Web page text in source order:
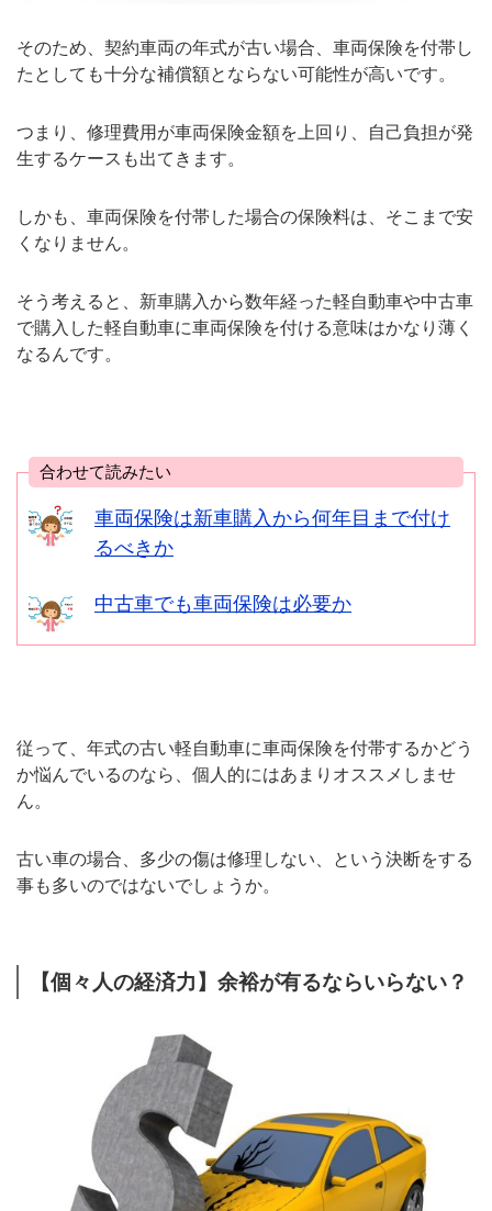
そのため、契約車両の年式が古い場合、車両保険を付帯し
たとしても十分な補償額とならない可能性が高いです。
つまり、修理費用が車両保険金額を上回り、自己負担が発
生するケースも出てきます。
しかも、車両保険を付帯した場合の保険料は、そこまで安
くなりません。
そう考えると、新車購入から数年経った軽自動車や中古車
で購入した軽自動車に車両保険を付ける意味はかなり薄く
なるんです。
合わせて読みたい
車両保険は新車購入から何年目まで付け
るべきか
中古車でも車両保険は必要か
従って、年式の古い軽自動車に車両保険を付帯するかどう
か悩んでいるのなら、個人的にはあまりオススメしませ
ん。
古い車の場合、多少の傷は修理しない、という決断をする
事も多いのではないでしょうか。
【個々人の経済力】余裕が有るならいらない？